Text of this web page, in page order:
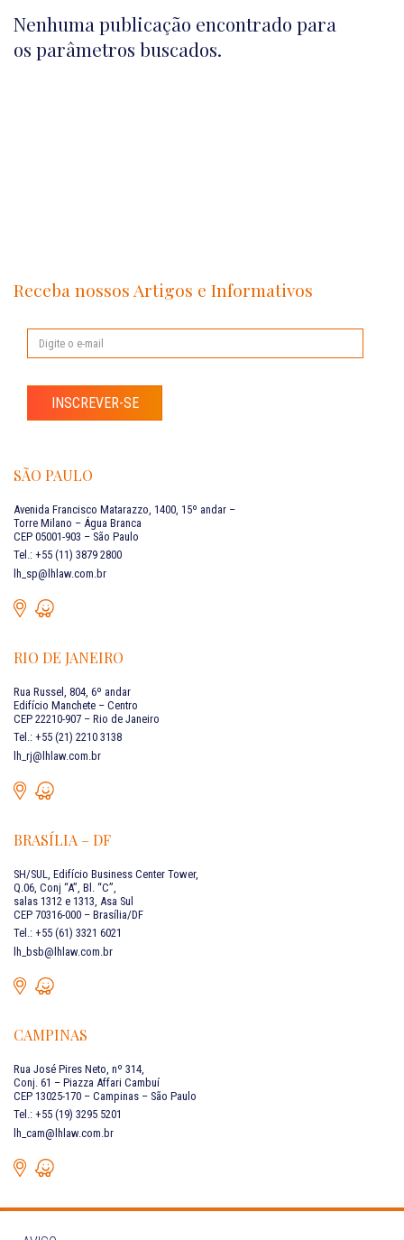
Nenhuma publicação encontrado para
os parâmetros buscados.
Receba nossos Artigos e Informativos
INSCREVER-SE
SÃO PAULO
Avenida Francisco Matarazzo, 1400, 15º andar –
Torre Milano – Água Branca
CEP 05001-903 – São Paulo
Tel.: +55 (11) 3879 2800
lh_sp@lhlaw.com.br
RIO DE JANEIRO
Rua Russel, 804, 6º andar
Edifício Manchete – Centro
CEP 22210-907 – Rio de Janeiro
Tel.: +55 (21) 2210 3138
lh_rj@lhlaw.com.br
BRASÍLIA – DF
SH/SUL, Edifício Business Center Tower,
Q.06, Conj “A”, Bl. “C”,
salas 1312 e 1313, Asa Sul
CEP 70316-000 – Brasília/DF
Tel.: +55 (61) 3321 6021
lh_bsb@lhlaw.com.br
CAMPINAS
Rua José Pires Neto, nº 314,
Conj. 61 – Piazza Affari Cambuí
CEP 13025-170 – Campinas – São Paulo
Tel.: +55 (19) 3295 5201
lh_cam@lhlaw.com.br